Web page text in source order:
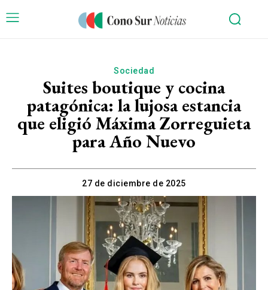
Sociedad
Suites boutique y cocina
patagónica: la lujosa estancia
que eligió Máxima Zorreguieta
para Año Nuevo
27 de diciembre de 2025